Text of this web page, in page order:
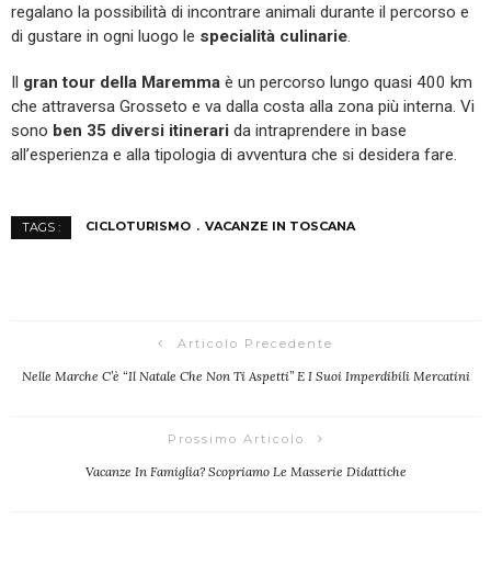
regalano la possibilità di incontrare animali durante il percorso e
di gustare in ogni luogo le specialità culinarie.
Il gran tour della Maremma è un percorso lungo quasi 400 km
che attraversa Grosseto e va dalla costa alla zona più interna. Vi
sono ben 35 diversi itinerari da intraprendere in base
all’esperienza e alla tipologia di avventura che si desidera fare.
TAGS : CICLOTURISMO VACANZE IN TOSCANA
Articolo Precedente
Nelle Marche C’è “Il Natale Che Non Ti Aspetti” E I Suoi Imperdibili Mercatini
Prossimo Articolo
Vacanze In Famiglia? Scopriamo Le Masserie Didattiche